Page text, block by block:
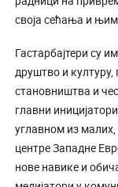
своја сећања и
Гастарбајтери су
друштво и
становништва и
главни
углавном из малих,
центре Западне
нове навике и